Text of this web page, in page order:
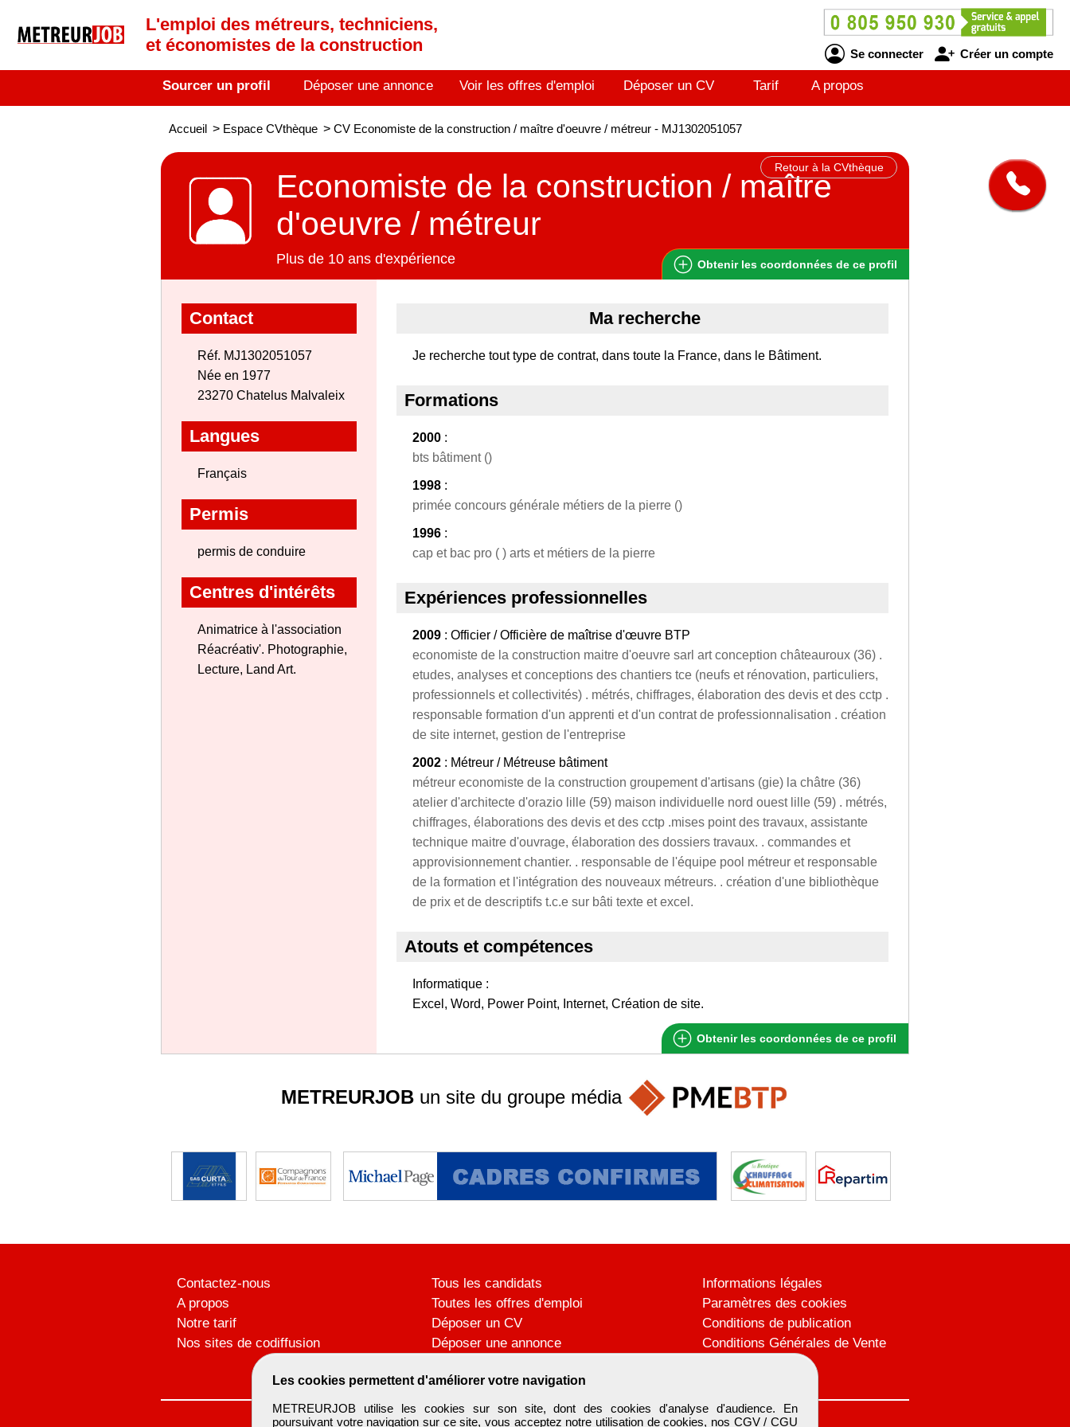
L'emploi des métreurs, techniciens,
et économistes de la construction
Se connecter Créer un compte
Sourcer un profil Déposer une annonce Voir les offres d'emploi Déposer un CV Tarif A propos
Accueil > Espace CVthèque > CV Economiste de la construction / maître d'oeuvre / métreur - MJ1302051057
Retour à la CVthèque
Economiste de la construction / maître
d'oeuvre / métreur
Plus de 10 ans d'expérience Obtenir les coordonnées de ce profil
Contact
Réf. MJ1302051057
Née en 1977
23270 Chatelus Malvaleix
Langues
Français
Permis
permis de conduire
Centres d'intérêts
Animatrice à l'association
Réacréativ'. Photographie,
Lecture, Land Art.
Ma recherche
Je recherche tout type de contrat, dans toute la France, dans le Bâtiment.
Formations
2000 :
bts bâtiment ()
1998 :
primée concours générale métiers de la pierre ()
1996 :
cap et bac pro ( ) arts et métiers de la pierre
Expériences professionnelles
2009 : Officier / Officière de maîtrise d'œuvre BTP
economiste de la construction maitre d'oeuvre sarl art conception châteauroux (36) .
etudes, analyses et conceptions des chantiers tce (neufs et rénovation, particuliers,
professionnels et collectivités) . métrés, chiffrages, élaboration des devis et des cctp .
responsable formation d'un apprenti et d'un contrat de professionnalisation . création
de site internet, gestion de l'entreprise
2002 : Métreur / Métreuse bâtiment
métreur economiste de la construction groupement d'artisans (gie) la châtre (36)
atelier d'architecte d'orazio lille (59) maison individuelle nord ouest lille (59) . métrés,
chiffrages, élaborations des devis et des cctp .mises point des travaux, assistante
technique maitre d'ouvrage, élaboration des dossiers travaux. . commandes et
approvisionnement chantier. . responsable de l'équipe pool métreur et responsable
de la formation et l'intégration des nouveaux métreurs. . création d'une bibliothèque
de prix et de descriptifs t.c.e sur bâti texte et excel.
Atouts et compétences
Informatique :
Excel, Word, Power Point, Internet, Création de site.
Obtenir les coordonnées de ce profil
Les cookies permettent d'améliorer votre navigation
METREURJOB utilise les cookies sur son site, dont des cookies d'analyse d'audience. En
poursuivant votre navigation sur ce site, vous acceptez notre utilisation de cookies, nos CGV / CGU
METREURJOB un site du groupe média
Contactez-nous
A propos
Notre tarif
Nos sites de codiffusion
Tous les candidats
Toutes les offres d'emploi
Déposer un CV
Déposer une annonce
Informations légales
Paramètres des cookies
Conditions de publication
Conditions Générales de Vente